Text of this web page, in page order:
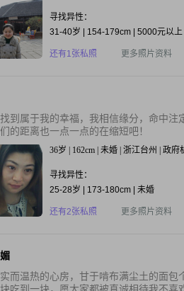
寻找异性：
31-40岁 | 154-179cm | 5000元以上
还有1张私照 更多照片资料
到属于我的幸福，我相信缘分，命中
的距离也一点一点的在缩短吧！
36岁 | 162cm | 未婚 | 浙江台州 | 政府
寻找异性：
25-28岁 | 173-180cm | 未婚
还有2张私照 更多照片资料
而温热的心房，甘于啃布满尘土的面